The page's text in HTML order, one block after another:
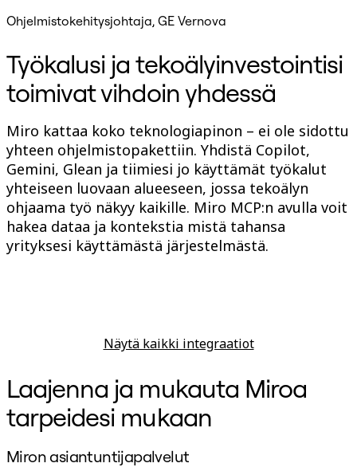
Ohjelmistokehitysjohtaja, GE Vernova
Työkalusi ja tekoälyinvestointisi
toimivat vihdoin yhdessä
Miro kattaa koko teknologiapinon – ei ole sidottu
yhteen ohjelmistopakettiin. Yhdistä Copilot,
Gemini, Glean ja tiimiesi jo käyttämät työkalut
yhteiseen luovaan alueeseen, jossa tekoälyn
ohjaama työ näkyy kaikille. Miro MCP:n avulla voit
hakea dataa ja kontekstia mistä tahansa
yrityksesi käyttämästä järjestelmästä.
Näytä kaikki integraatiot
Laajenna ja mukauta Miroa
tarpeidesi mukaan
Miron asiantuntijapalvelut